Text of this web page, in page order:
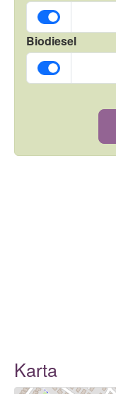
Biodiesel
Karta